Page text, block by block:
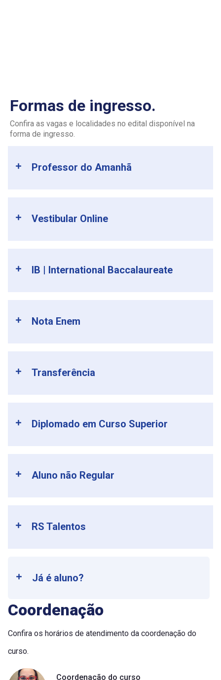
Formas de ingresso.
Confira as vagas e localidades no edital disponível na
forma de ingresso.
Professor do Amanhã
Vestibular Online
IB | International Baccalaureate
Nota Enem
Transferência
Diplomado em Curso Superior
Aluno não Regular
RS Talentos
Já é aluno?
Coordenação
Confira os horários de atendimento da coordenação do
curso.
Coordenação do curso